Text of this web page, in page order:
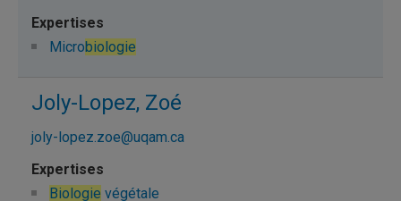
Microbiologie
Joly-Lopez, Zoé
joly-lopez.zoe@uqam.ca
Biologie végétale